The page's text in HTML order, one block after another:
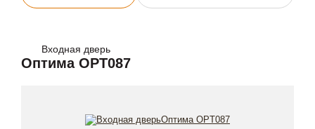
Входная дверь
Оптима OPT087